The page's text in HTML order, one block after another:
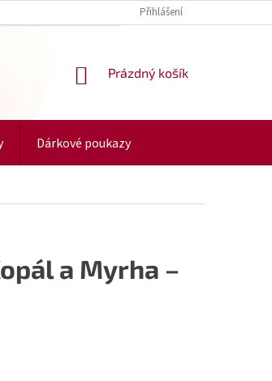
Přihlášení
NÁKUPNÍ
Prázdný košík
Dárkové poukazy
a Myrha –